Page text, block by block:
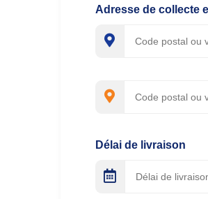
Adresse de collecte
Délai de livraison